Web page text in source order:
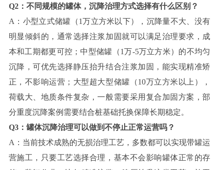
Q2：不同规模的罐体，沉降治理方式选择有什么区别？
A：小型立式储罐（1万立方米以下），沉降量不大、没有
明显倾斜的，通常选择注浆加固就可以满足治理要求，成
本和工期都更可控；中型储罐（1万-5万立方米）的不均匀
沉降，可优先选择静压抬升结合注浆加固，能实现精准矫
正，不影响运营；大型超大型储罐（10万立方米以上），
荷载大、地质条件复杂，一般需要采用复合加固方案，部
分重度沉降案例需要结合桩基础托换保障长期稳定。
Q3：罐体沉降治理可以做到不停止正常运营吗？
A：当前技术成熟的无损治理工艺，多数都可以实现带罐运
营施工，只要工艺选择合理，基本不会影响罐体正常的存